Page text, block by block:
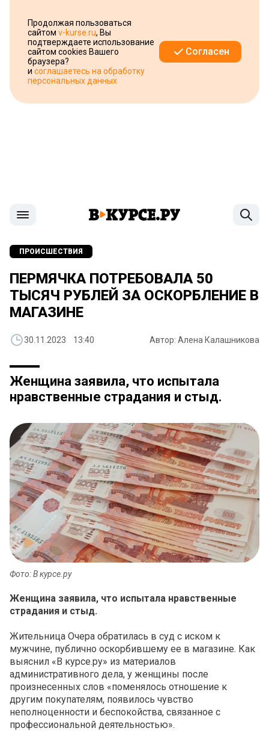
Продолжая пользоваться
сайтом v-kurse.ru, Вы
подтверждаете использование
сайтом cookies Вашего
браузера?
и соглашаетесь на обработку
персональных данных
Согласен
ПРОИСШЕСТВИЯ
ПЕРМЯЧКА ПОТРЕБОВАЛА 50
ТЫСЯЧ РУБЛЕЙ ЗА ОСКОРБЛЕНИЕ В
МАГАЗИНЕ
30.11.2023 13:40 Автор: Алена Калашникова
Женщина заявила, что испытала
нравственные страдания и стыд.
Фото: В курсе.ру
Женщина заявила, что испытала нравственные
страдания и стыд.
Жительница Очера обратилась в суд с иском к
мужчине, публично оскорбившему ее в магазине. Как
выяснил «В курсе.ру» из материалов
административного дела, у женщины после
произнесенных слов «поменялось отношение к
другим покупателям, появилось чувство
неполноценности и беспокойства, связанное с
профессиональной деятельностью».